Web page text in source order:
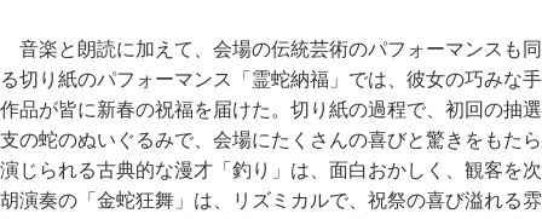
音楽と朗読に加えて、会場の伝統芸術のパフォーマンスも
る切り紙のパフォーマンス「霊蛇納福」では、彼女の巧みな
作品が皆に新春の祝福を届けた。切り紙の過程で、初回の抽
支の蛇のぬいぐるみで、会場にたくさんの喜びと驚きをもた
演じられる古典的な漫才「釣り」は、面白おかしく、観客を
胡演奏の「金蛇狂舞」は、リズミカルで、祝祭の喜び溢れる